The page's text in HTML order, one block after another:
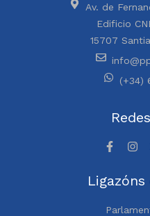
Av. de
Edificio
15707
(+34)